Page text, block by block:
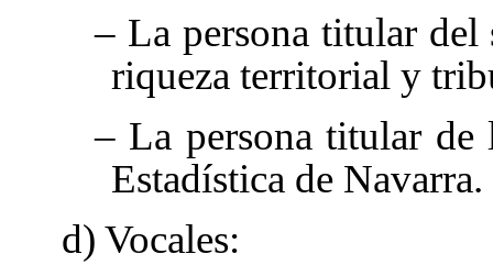
– La persona titular del
riqueza territorial y
– La persona titular de
Estadística de Navarra.
d) Vocales: